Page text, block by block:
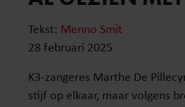
Tekst: Menno Smit
28 februari 2025
K3-zangeres Marthe De
stijf op elkaar, maar volgens